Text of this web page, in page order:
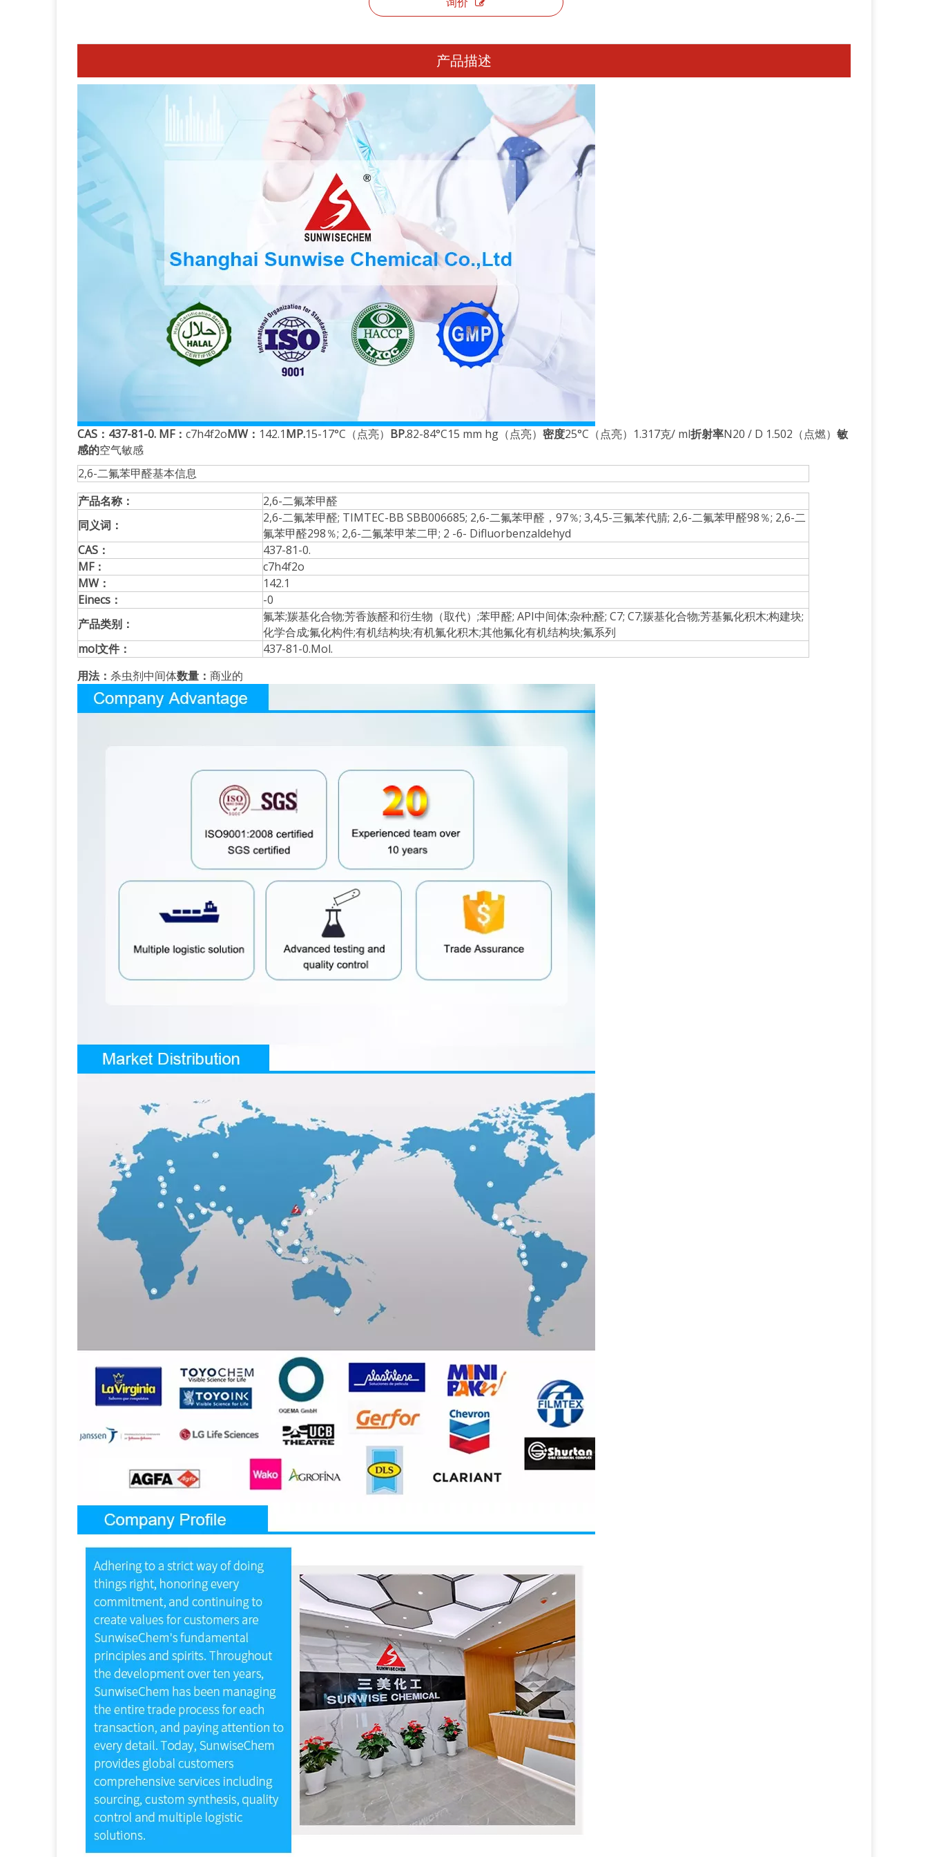
产品描述
CAS：437-81-0. MF： c7h4f2oMW： 142.1MP.15-17°C（点亮） BP.82-84°C15 mm hg（点亮） 密度25°C（点亮）1.317克/ ml折射率N20 / D 1.502（点燃） 敏
感的空气敏感
2,6-二氟苯甲醛基本信息
产品名称：
2,6-二氟苯甲醛
同义词：
2,6-二氟苯甲醛; TIMTEC-BB SBB006685; 2,6-二氟苯甲醛，97％; 3,4,5-三氟苯代腈; 2,6-二氟苯甲醛98％; 2,6-二
氟苯甲醛298％; 2,6-二氟苯甲苯二甲; 2 -6- Difluorbenzaldehyd
CAS：
437-81-0.
MF：
c7h4f2o
MW：
142.1
Einecs：
-0
产品类别：
氟苯;羰基化合物;芳香族醛和衍生物（取代）;苯甲醛; API中间体;杂种;醛; C7; C7;羰基化合物;芳基氟化积木;构建块;
化学合成;氟化构件;有机结构块;有机氟化积木;其他氟化有机结构块;氟系列
mol文件：
437-81-0.Mol.
用法： 杀虫剂中间体数量： 商业的